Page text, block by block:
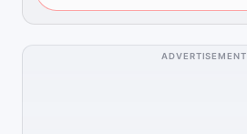
ADVERTISEMENT